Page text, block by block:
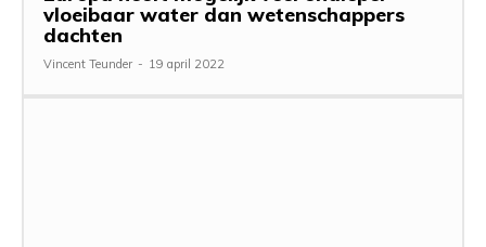
vloeibaar water dan wetenschappers
dachten
Vincent Teunder - 19 april 2022